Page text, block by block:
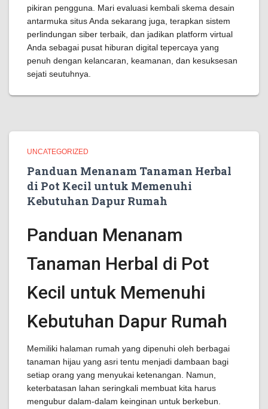
pikiran pengguna. Mari evaluasi kembali skema desain
antarmuka situs Anda sekarang juga, terapkan sistem
perlindungan siber terbaik, dan jadikan platform virtual
Anda sebagai pusat hiburan digital tepercaya yang
penuh dengan kelancaran, keamanan, dan kesuksesan
sejati seutuhnya.
UNCATEGORIZED
Panduan Menanam Tanaman Herbal
di Pot Kecil untuk Memenuhi
Kebutuhan Dapur Rumah
Panduan Menanam
Tanaman Herbal di Pot
Kecil untuk Memenuhi
Kebutuhan Dapur Rumah
Memiliki halaman rumah yang dipenuhi oleh berbagai
tanaman hijau yang asri tentu menjadi dambaan bagi
setiap orang yang menyukai ketenangan. Namun,
keterbatasan lahan seringkali membuat kita harus
mengubur dalam-dalam keinginan untuk berkebun.